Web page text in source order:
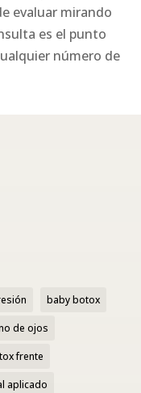
evaluar mirando
es el punto
número de
baby botox
de ojos
frente
aplicado